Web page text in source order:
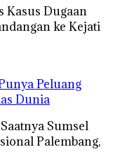
Kasus Dugaan
ke Kejati
Peluang
Dunia
Sumsel
Palembang,